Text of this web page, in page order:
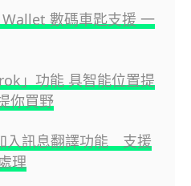
數碼車匙支援 一
」功能 具智能位置提
你買野
入訊息翻譯功能 支援
理